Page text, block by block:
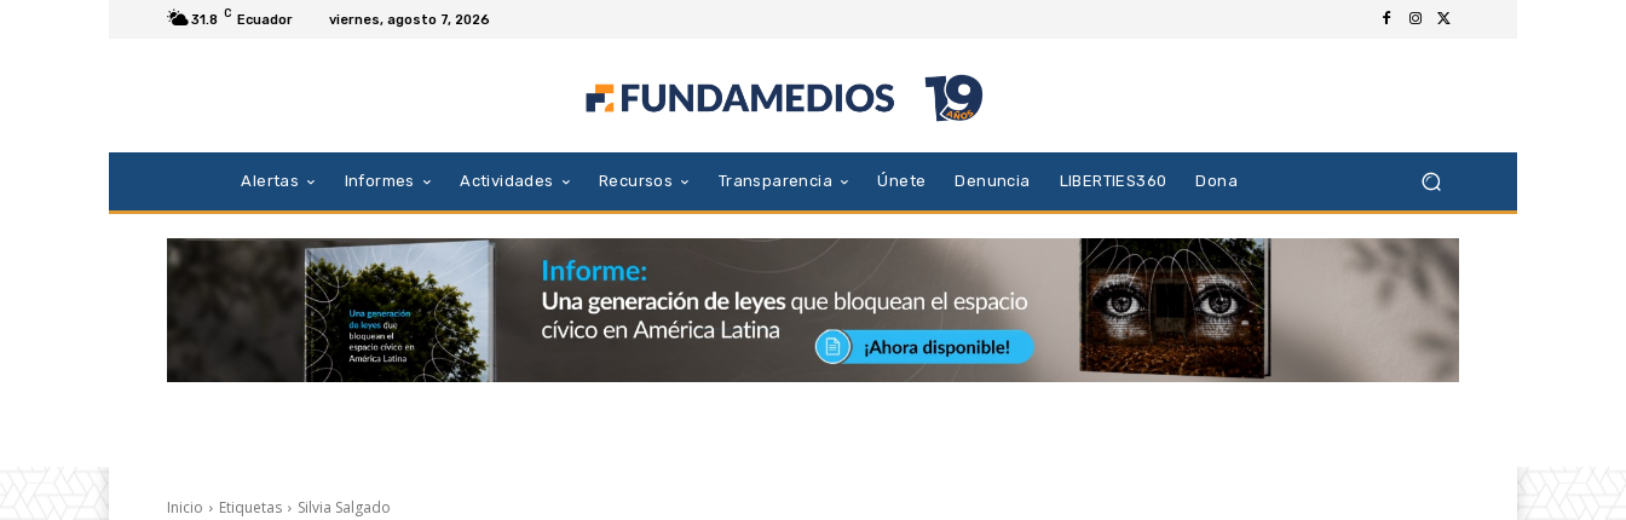
31.8 C Ecuador viernes, agosto 7, 2026
Alertas Informes Actividades Recursos Transparencia Únete Denuncia LIBERTIES360 Dona
Inicio Etiquetas Silvia Salgado